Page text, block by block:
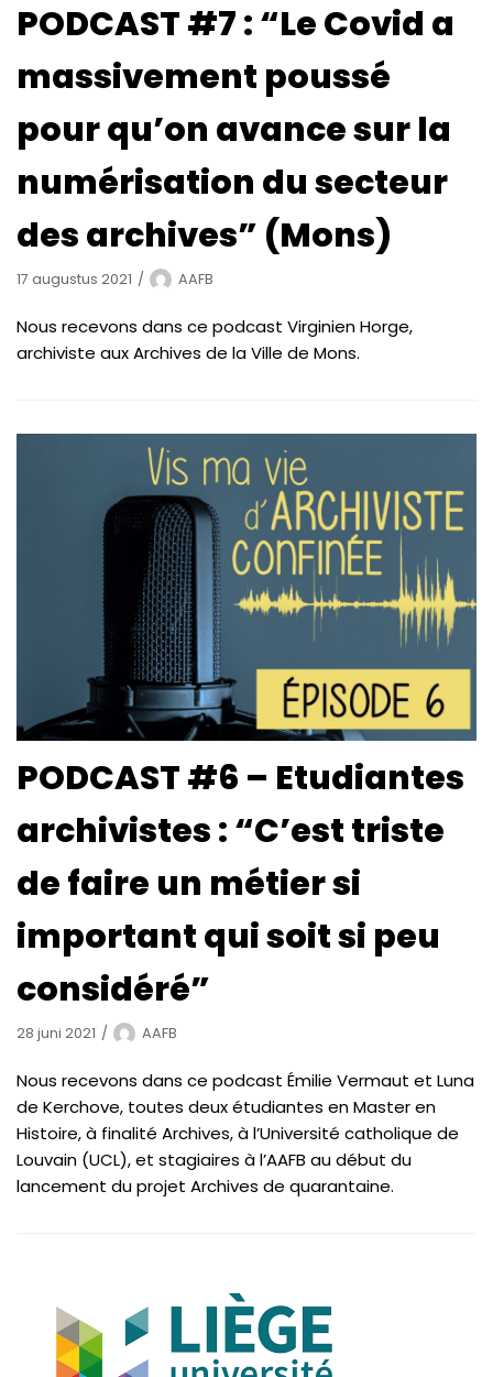
PODCAST #7 : “Le Covid a
massivement poussé
pour qu’on avance sur la
numérisation du secteur
des archives” (Mons)
17 augustus 2021 AAFB
Nous recevons dans ce podcast Virginien Horge,
archiviste aux Archives de la Ville de Mons.
PODCAST #6 – Etudiantes
archivistes : “C’est triste
de faire un métier si
important qui soit si peu
considéré”
28 juni 2021 AAFB
Nous recevons dans ce podcast Émilie Vermaut et Luna
de Kerchove, toutes deux étudiantes en Master en
Histoire, à finalité Archives, à l’Université catholique de
Louvain (UCL), et stagiaires à l’AAFB au début du
lancement du projet Archives de quarantaine.